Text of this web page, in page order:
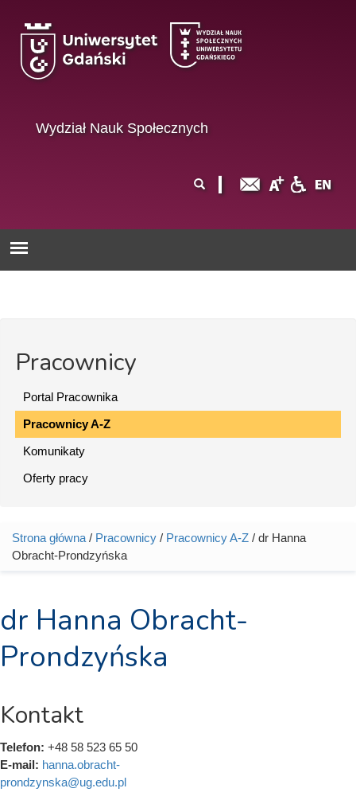
Wydział Nauk Społecznych
wyszukiwania
Pracownicy
Portal Pracownika
Pracownicy A-Z
Komunikaty
Oferty pracy
Jesteś tutaj
Strona główna / Pracownicy / Pracownicy A-Z / dr Hanna
Obracht-Prondzyńska
dr Hanna Obracht-
Prondzyńska
Kontakt
Telefon: +48 58 523 65 50
E-mail: hanna.obracht-
prondzynska@ug.edu.pl